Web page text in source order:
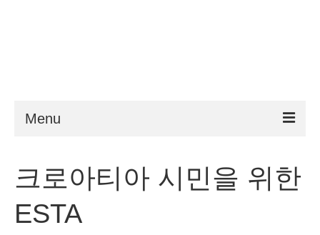
Menu
요구 사항
FAQ
크로아티아 시민을 위한
ESTA